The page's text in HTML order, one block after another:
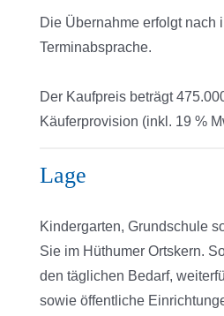
Die Übernahme erfolgt nach
Terminabsprache.
Der Kaufpreis beträgt
Käuferprovision (inkl. 19 %
Lage
Kindergarten, Grundschule
Sie im Hüthumer Ortskern.
den täglichen Bedarf,
sowie öffentliche